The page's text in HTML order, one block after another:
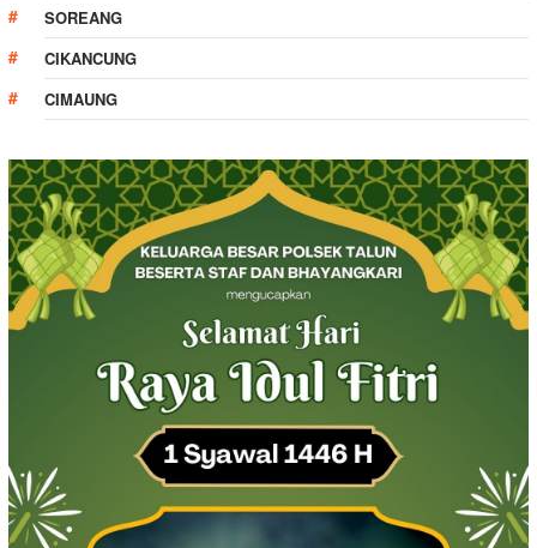
SOREANG
CIKANCUNG
CIMAUNG